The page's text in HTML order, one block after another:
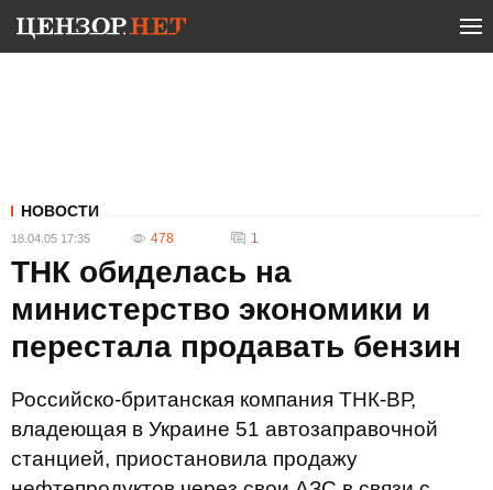
НОВОСТИ
18.04.05 17:35 478 1
ТНК обиделась на
министерство экономики и
перестала продавать бензин
Российско-британская компания ТНК-ВР,
владеющая в Украине 51 автозаправочной
станцией, приостановила продажу